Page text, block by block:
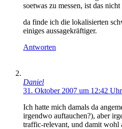
soetwas zu messen, ist das
da finde ich die lokalisierten
einiges aussagekräftiger.
Antworten
Daniel
31. Oktober 2007 um 12:42 Uhr
Ich hatte mich damals da
irgendwo auftauchen?), aber
traffic-relevant, und damit wohl